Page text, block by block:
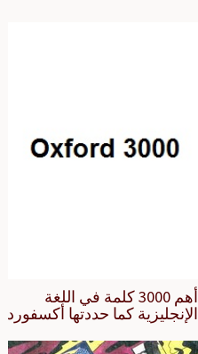
أهم 3000 كلمة في اللغة
الإنجليزية كما حددتها أكسفورد